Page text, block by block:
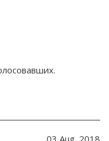
03 Aug. 2018